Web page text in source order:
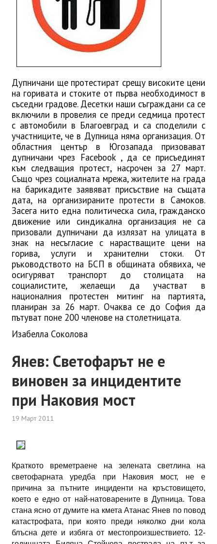
Дупничани ще протестират срещу високите цени
на горивата и стоките от първа необходимост в
съседни градове. Десетки наши съграждани са се
включили в провелия се преди седмица протест
с автомобили в Благоевград и са споделили с
участниците, че в Дупница няма организация. От
областния център в Югозапада призовават
дупничани чрез Facebook , да се присъединят
към следващия протест, насрочен за 27 март.
Също чрез социалната мрежа, жителите на града
на барикадите заявяват присъствие на същата
дата, на организираните протести в Самоков.
Засега нито една политическа сила, гражданско
движение или синдикална организация не са
призовали дупничани да излязат на улицата в
знак на несъгласие с нарастващите цени на
горива, услуги и хранителни стоки. От
ръководството на БСП в общината обявиха, че
осигуряват транспорт до столицата на
социалистите, желаещи да участват в
националния протестен митинг на партията,
планиран за 26 март. Очаква се до София да
пътуват поне 200 членове на столетницата.
Изабелла Соколова
Янев: Светофарът не е
виновен за инцидентите
при Наковия мост
19 Март 2011
Краткото времетраене на зелената светлина на
светофарната уредба при Наковия мост, не е
причина за пътните инциденти на кръстовището,
което е едно от най-натоварените в Дупница. Това
стана ясно от думите на кмета Атанас Янев по повод
катастрофата, при която преди няколко дни кола
блъсна дете и избяга от местопроизшествието. 12-